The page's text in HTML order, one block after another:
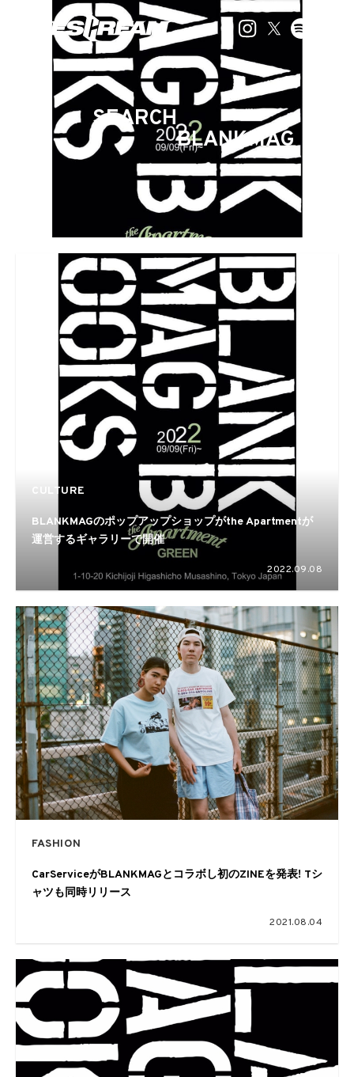
SEARCH
BLANKMAG
CULTURE
BLANKMAGのポップアップショップがthe Apartmentが
運営するギャラリーで開催
2022.09.08
FASHION
CarServiceがBLANKMAGとコラボし初のZINEを発表! Tシ
ャツも同時リリース
2021.08.04